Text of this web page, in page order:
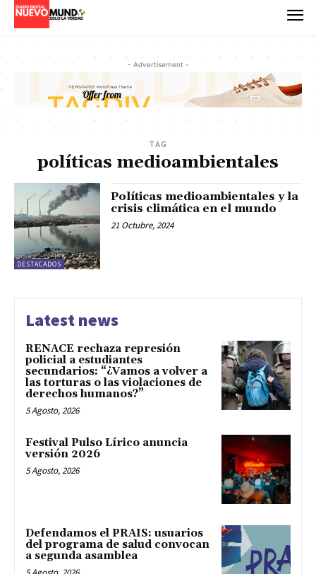
- Advertisement -
TAG
políticas medioambientales
DESTACADOS
Políticas medioambientales y la
crisis climática en el mundo
21 Octubre, 2024
Latest news
RENACE rechaza represión
policial a estudiantes
secundarios: “¿Vamos a volver a
las torturas o las violaciones de
derechos humanos?”
5 Agosto, 2026
Festival Pulso Lírico anuncia
versión 2026
5 Agosto, 2026
Defendamos el PRAIS: usuarios
del programa de salud convocan
a segunda asamblea